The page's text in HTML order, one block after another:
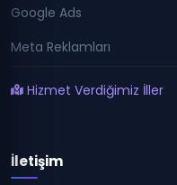
Google Ads
Meta Reklamları
Hizmet Verdiğimiz İller
İletişim